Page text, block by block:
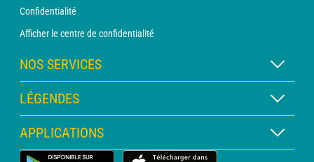
Confidentialité
Afficher le centre de confidentialité
NOS SERVICES
Abonnement METEO Xpert
Abonnement METEO PRO
Consultation avec un prévisionniste
LÉGENDES
Légende des cartes
Légende des pictogrammes
APPLICATIONS